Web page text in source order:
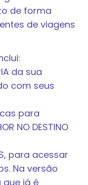
de forma
de viagens
da sua
com seus
para
NO DESTINO
para acessar
Na versão
já é